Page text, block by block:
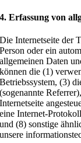
4. Erfassung von
Die Internetseite der
Person oder ein
allgemeinen Daten
können die (1)
Betriebssystem, (3)
(sogenannte
Internetseite
eine Internet-
und (8) sonstige
unsere